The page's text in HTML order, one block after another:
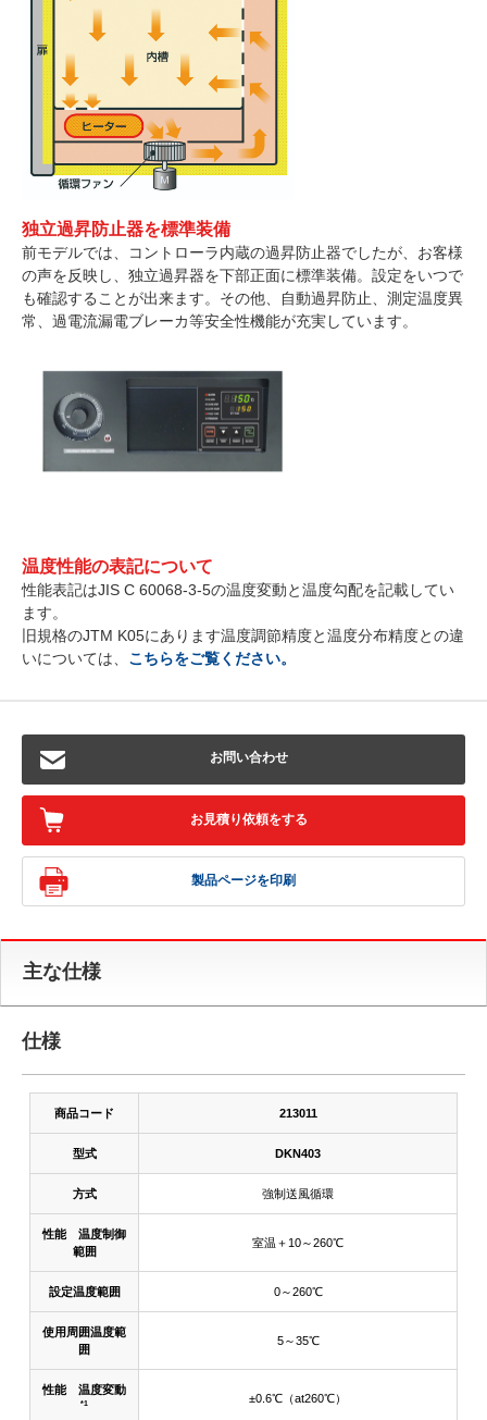
独立過昇防止器を標準装備
前モデルでは、コントローラ内蔵の過昇防止器でしたが、お客様
の声を反映し、独立過昇器を下部正面に標準装備。設定をいつで
も確認することが出来ます。その他、自動過昇防止、測定温度異
常、過電流漏電ブレーカ等安全性機能が充実しています。
温度性能の表記について
性能表記はJIS C 60068-3-5の温度変動と温度勾配を記載してい
ます。
旧規格のJTM K05にあります温度調節精度と温度分布精度との違
いについては、 こちらをご覧ください。
お問い合わせ
お見積り依頼をする
製品ページを印刷
主な仕様
仕様
商品コード 213011
型式 DKN403
方式 強制送風循環
性能 温度制御
範囲
室温＋10～260℃
設定温度範囲 0～260℃
使用周囲温度範
囲
5～35℃
性能 温度変動
*1 ±0.6℃（at260℃）